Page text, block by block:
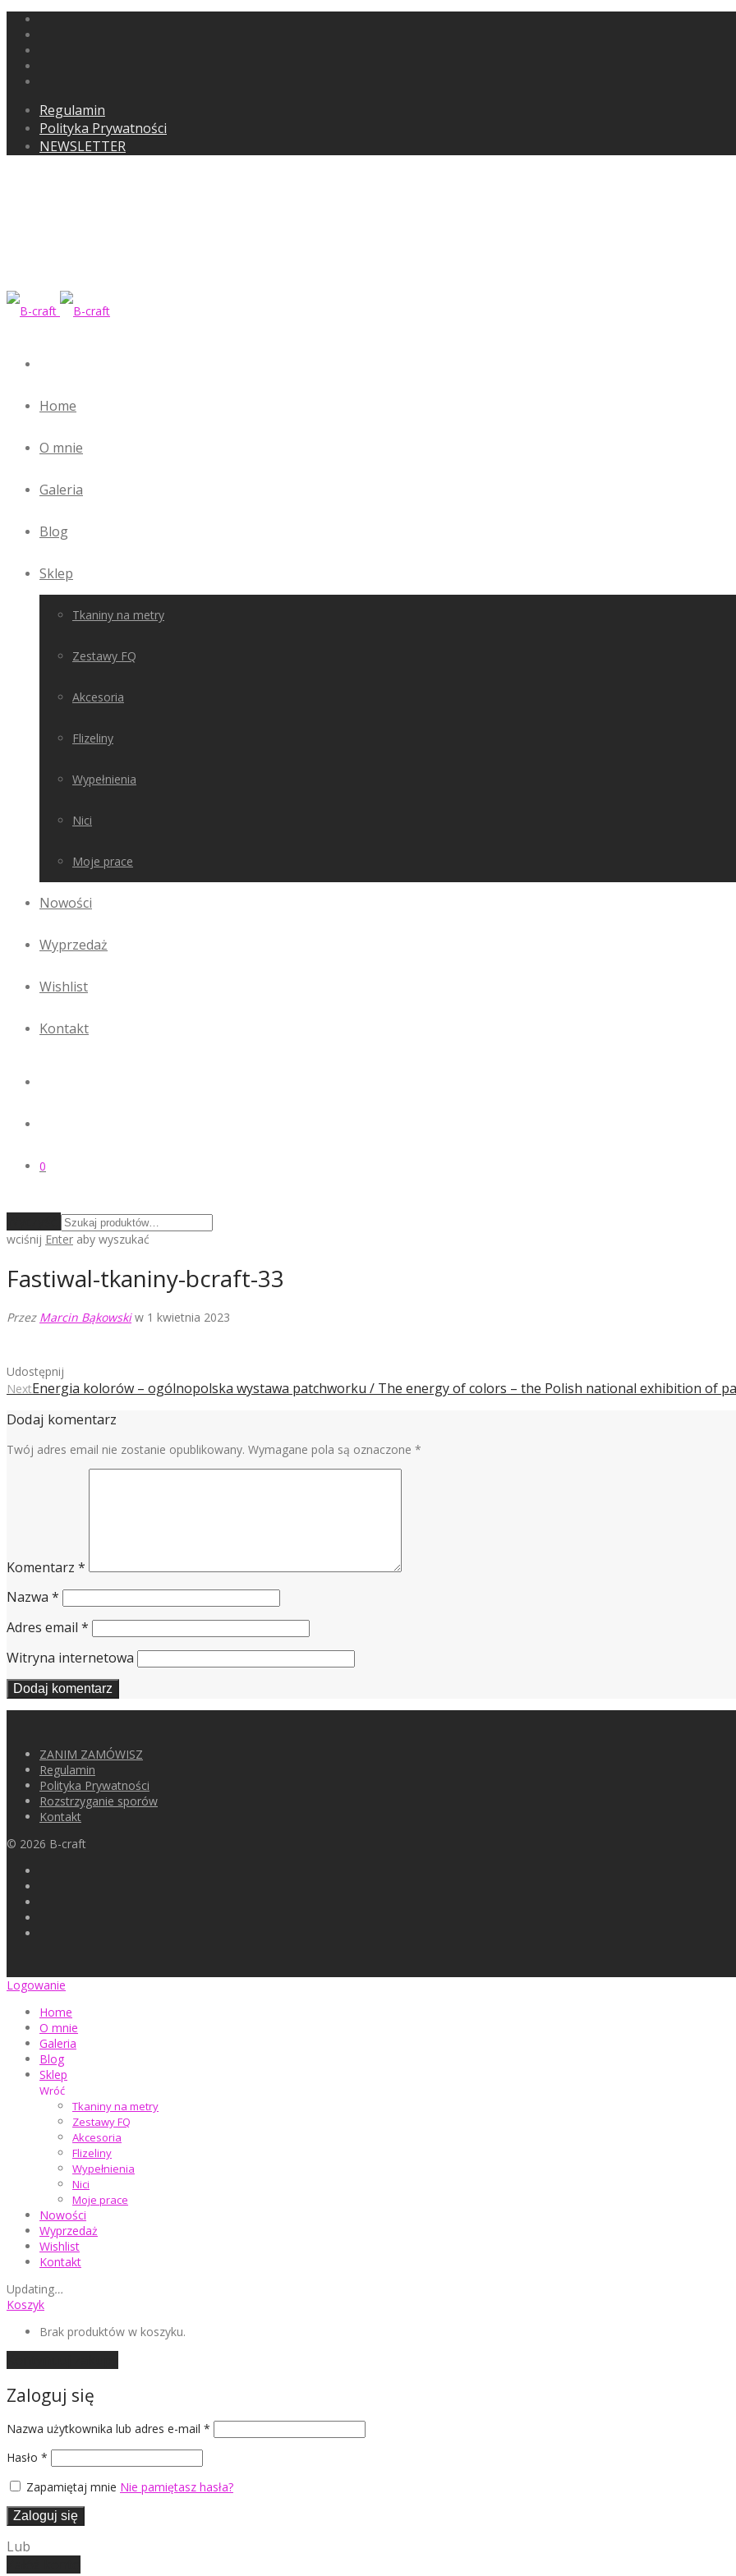
Regulamin
Polityka Prywatności
NEWSLETTER
Home
O mnie
Galeria
Blog
Sklep
Tkaniny na metry
Zestawy FQ
Akcesoria
Flizeliny
Wypełnienia
Nici
Moje prace
Nowości
Wyprzedaż
Wishlist
Kontakt
0
wciśnij Enter aby wyszukać
Fastiwal-tkaniny-bcraft-33
Przez Marcin Bąkowski w 1 kwietnia 2023
Udostępnij
NextEnergia kolorów – ogólnopolska wystawa patchworku / The energy of colors – the Polish national exhibition of
Dodaj komentarz
Twój adres email nie zostanie opublikowany. Wymagane pola są oznaczone *
Komentarz *
Nazwa *
Adres email *
Witryna internetowa
ZANIM ZAMÓWISZ
Regulamin
Polityka Prywatności
Rozstrzyganie sporów
Kontakt
© 2026 B-craft
Logowanie
Home
O mnie
Galeria
Blog
Sklep
Wróć
Tkaniny na metry
Zestawy FQ
Akcesoria
Flizeliny
Wypełnienia
Nici
Moje prace
Nowości
Wyprzedaż
Wishlist
Kontakt
Updating…
Koszyk
Brak produktów w koszyku.
Zaloguj się
Nazwa użytkownika lub adres e-mail *
Hasło *
Zapamiętaj mnie Nie pamiętasz hasła?
Zaloguj się
Lub